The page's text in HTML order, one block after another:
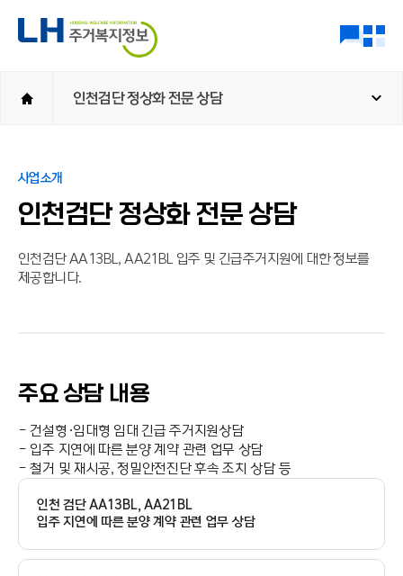
인천검단 정상화 전문 상담
사업소개
인천검단 정상화 전문 상담
인천검단 AA13BL, AA21BL 입주 및 긴급주거지원에 대한 정보를
제공합니다.
주요 상담 내용
- 건설형·임대형 임대 긴급 주거지원상담
- 입주 지연에 따른 분양 계약 관련 업무 상담
- 철거 및 재시공, 정밀안전진단 후속 조치 상담 등
인천 검단 AA13BL, AA21BL
입주 지연에 따른 분양 계약 관련 업무 상담